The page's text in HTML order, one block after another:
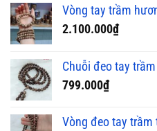
Vòng tay trầm
2.100.000₫
Chuỗi đeo tay
799.000₫
Vòng đeo tay